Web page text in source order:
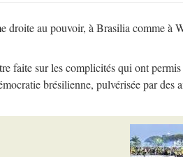
droite au pouvoir, à Brasilia comme à
faite sur les complicités qui ont
brésilienne, pulvérisée par des